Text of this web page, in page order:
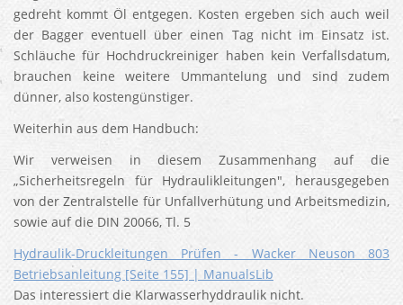
gedreht kommt Öl entgegen. Kosten ergeben sich auch weil
der Bagger eventuell über einen Tag nicht im Einsatz ist.
Schläuche für Hochdruckreiniger haben kein Verfallsdatum,
brauchen keine weitere Ummantelung und sind zudem
dünner, also kostengünstiger.
Weiterhin aus dem Handbuch:
Wir verweisen in diesem Zusammenhang auf die
„Sicherheitsregeln für Hydraulikleitungen", herausgegeben
von der Zentralstelle für Unfallverhütung und Arbeitsmedizin,
sowie auf die DIN 20066, Tl. 5
Hydraulik-Druckleitungen Prüfen - Wacker Neuson 803
Betriebsanleitung [Seite 155] | ManualsLib
Das interessiert die Klarwasserhyddraulik nicht.